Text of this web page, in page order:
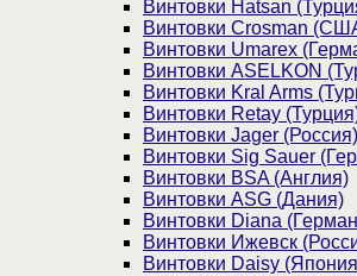
Винтовки Hatsan
Винтовки Crosman
Винтовки Umarex
Винтовки ASELKON
Винтовки Kral Arms
Винтовки Retay
Винтовки Jager (Россия)
Винтовки Sig Sauer
Винтовки BSA (Англия)
Винтовки ASG (Дания)
Винтовки Diana
Винтовки Ижевск
Винтовки Daisy